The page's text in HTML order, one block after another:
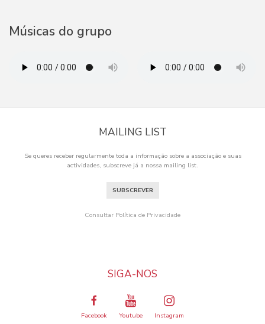
Músicas do grupo
MAILING LIST
Se queres receber regularmente toda a informação sobre a associação e suas
actividades, subscreve já a nossa mailing list.
SUBSCREVER
Consultar Política de Privacidade
SIGA-NOS
Facebook Youtube Instagram